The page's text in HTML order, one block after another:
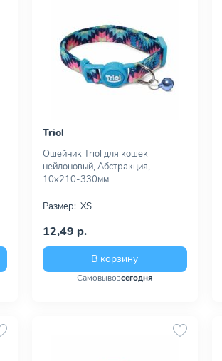
Triol
Ошейник Triol для кошек
нейлоновый, Абстракция,
10х210-330мм
Размер: XS
12,49 р.
В корзину
Самовывозсегодня